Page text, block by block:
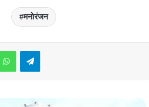
मनोरंजन
WhatsAppTelegram